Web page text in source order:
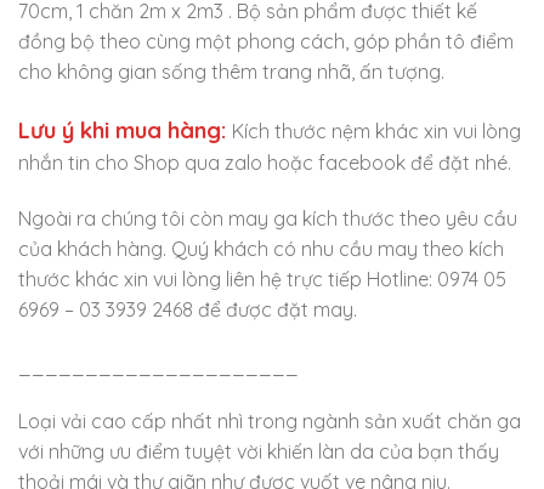
70cm, 1 chăn 2m x 2m3 . Bộ sản phẩm được thiết kế
đồng bộ theo cùng một phong cách, góp phần tô điểm
cho không gian sống thêm trang nhã, ấn tượng.
Lưu ý khi mua hàng: Kích thước nệm khác xin vui lòng
nhắn tin cho Shop qua zalo hoặc facebook để đặt nhé.
Ngoài ra chúng tôi còn may ga kích thước theo yêu cầu
của khách hàng. Quý khách có nhu cầu may theo kích
thước khác xin vui lòng liên hệ trực tiếp Hotline: 0974 05
6969 – 03 3939 2468 để được đặt may.
Loại vải cao cấp nhất nhì trong ngành sản xuất chăn ga
với những ưu điểm tuyệt vời khiến làn da của bạn thấy
thoải mái và thư giãn như được vuốt ve nâng niu.